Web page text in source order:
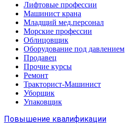
Лифтовые профессии
Машинист крана
Младщий мед.персонал
Морские профессии
Облицовщик
Оборудование под давлением
Продавец
Прочие курсы
Ремонт
Тракторист-Машинист
Уборщик
Упаковщик
Повышение квалификации